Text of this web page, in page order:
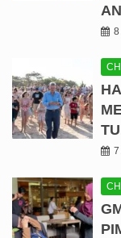
8
7